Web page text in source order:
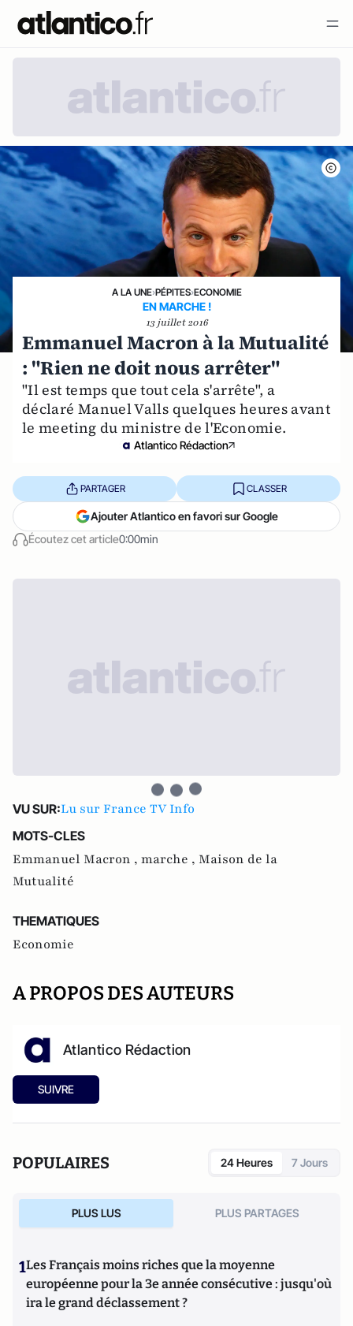
A LA UNE›PÉPITES›ECONOMIE
EN MARCHE !
13 juillet 2016
Emmanuel Macron à la Mutualité
: "Rien ne doit nous arrêter"
"Il est temps que tout cela s'arrête", a
déclaré Manuel Valls quelques heures avant
le meeting du ministre de l'Economie.
Atlantico Rédaction
Écoutez cet article0:00min
PARTAGER CLASSER
Ajouter Atlantico en favori sur Google
VU SUR:Lu sur France TV Info
MOTS-CLES
Emmanuel Macron , marche , Maison de la
Mutualité
THEMATIQUES
Economie
A PROPOS DES AUTEURS
Atlantico Rédaction
SUIVRE
POPULAIRES 24 Heures 7 Jours
PLUS LUS PLUS PARTAGES
1Les Français moins riches que la moyenne
européenne pour la 3e année consécutive : jusqu'où
ira le grand déclassement ?